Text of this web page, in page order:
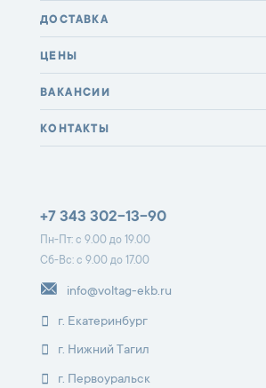
ДОСТАВКА
ЦЕНЫ
ВАКАНСИИ
КОНТАКТЫ
+7 343 302-13-90
Пн-Пт: с 9.00 до 19.00
Сб-Вс: с 9.00 до 17.00
info@voltag-ekb.ru
г. Екатеринбург
г. Нижний Тагил
г. Первоуральск